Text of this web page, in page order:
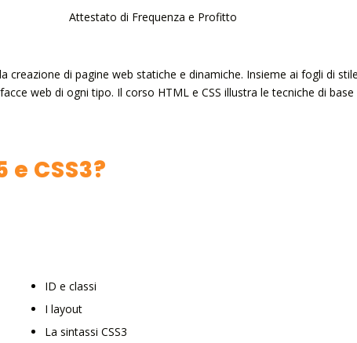
Attestato di Frequenza e Profitto
creazione di pagine web statiche e dinamiche. Insieme ai fogli di
web di ogni tipo. Il corso HTML e CSS illustra le tecniche di base
CSS3?
ID e classi
I layout
La sintassi CSS3